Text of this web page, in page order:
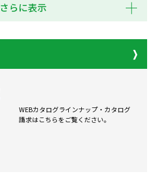
さらに表示
WEBカタログラインナップ・カタログ
請求はこちらをご覧ください。